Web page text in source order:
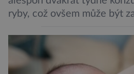
ryby, což ovšem může být
doporučení se nyní staly
sardinky, které si může
„Místo toho, aby